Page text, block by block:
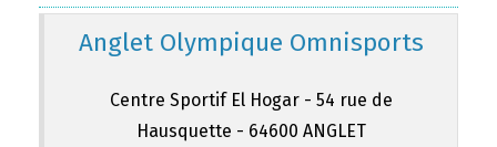
Anglet Olympique Omnisports
Centre Sportif El Hogar - 54 rue de
Hausquette - 64600 ANGLET